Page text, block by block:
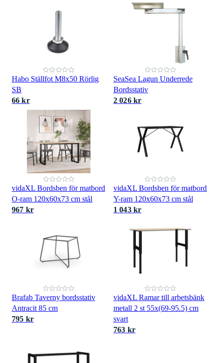
Habo Ställfot M8x50 Rörlig
SB
66 kr
SeaSea Lagun Underrede
Bordsstativ
2 026 kr
vidaXL Bordsben för matbord
O-ram 120x60x73 cm stål
967 kr
vidaXL Bordsben för matbord
Y-ram 120x60x73 cm stål
1 043 kr
Brafab Taverny bordsstativ
Antracit 85 cm
795 kr
vidaXL Ramar till arbetsbänk
metall 2 st 55x(69-95.5) cm
svart
763 kr